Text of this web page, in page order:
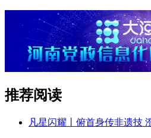
推荐阅读
凡星闪耀丨俯首身传非遗技